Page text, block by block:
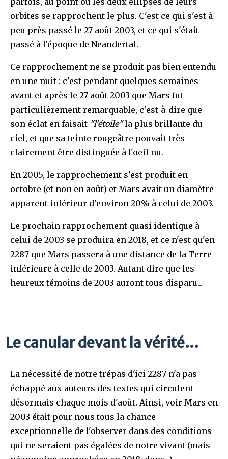
orbites se rapprochent le plus. C'est ce qui s'est à
peu près passé le 27 août 2003, et ce qui s'était
passé à l'époque de Neandertal.
Ce rapprochement ne se produit pas bien entendu
en une nuit : c'est pendant quelques semaines
avant et après le 27 août 2003 que Mars fut
particulièrement remarquable, c'est-à-dire que
son éclat en faisait "l'étoile"la plus brillante du
ciel, et que sa teinte rougeâtre pouvait très
clairement être distinguée à l'oeil nu.
En 2005, le rapprochement s'est produit en
octobre (et non en août) et Mars avait un diamètre
apparent inférieur d'environ 20% à celui de 2003.
Le prochain rapprochement quasi identique à
celui de 2003 se produira en 2018, et ce n'est qu'en
2287 que Mars passera à une distance de la Terre
inférieure à celle de 2003. Autant dire que les
heureux témoins de 2003 auront tous disparu...
Le canular devant la vérité...
La nécessité de notre trépas d'ici 2287 n'a pas
échappé aux auteurs des textes qui circulent
désormais chaque mois d'août. Ainsi, voir Mars en
2003 était pour nous tous la chance
exceptionnelle de l'observer dans des conditions
qui ne seraient pas égalées de notre vivant (mais